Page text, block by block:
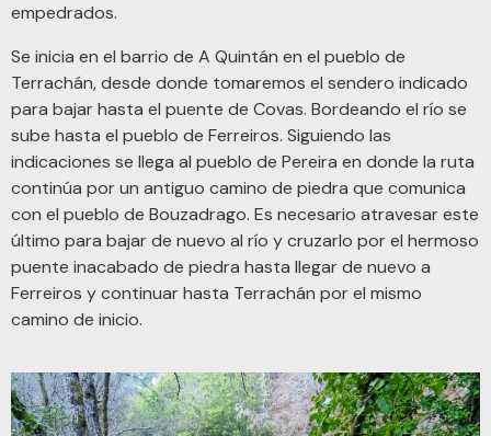
empedrados.
Se inicia en el barrio de A Quintán en el pueblo de
Terrachán, desde donde tomaremos el sendero indicado
para bajar hasta el puente de Covas. Bordeando el río se
sube hasta el pueblo de Ferreiros. Siguiendo las
indicaciones se llega al pueblo de Pereira en donde la ruta
continúa por un antiguo camino de piedra que comunica
con el pueblo de Bouzadrago. Es necesario atravesar este
último para bajar de nuevo al río y cruzarlo por el hermoso
puente inacabado de piedra hasta llegar de nuevo a
Ferreiros y continuar hasta Terrachán por el mismo
camino de inicio.